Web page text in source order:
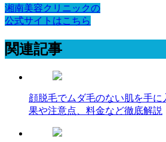
湘南美容クリニックの
公式サイトはこちら
関連記事
顔脱毛でムダ毛のない肌を手
果や注意点、料金など徹底解説